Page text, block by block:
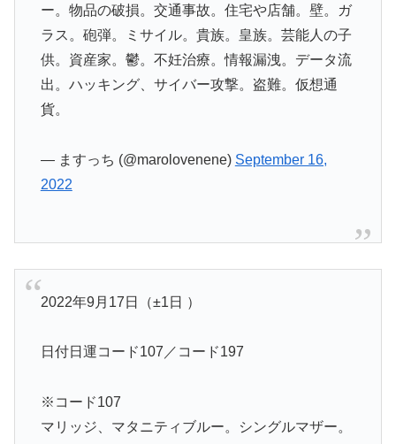
ー。物品の破損。交通事故。住宅や店舗。壁。ガ
ラス。砲弾。ミサイル。貴族。皇族。芸能人の子
供。資産家。鬱。不妊治療。情報漏洩。データ流
出。ハッキング、サイバー攻撃。盗難。仮想通
貨。
— ますっち (@marolovenene) September 16,
2022
2022年9月17日（±1日 ）
日付日運コード107／コード197
※コード107
マリッジ、マタニティブルー。シングルマザー。